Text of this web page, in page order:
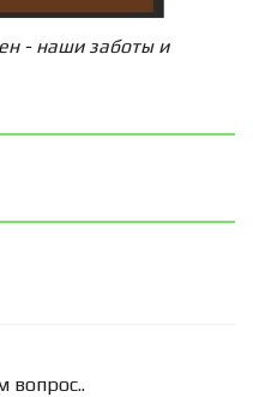
- наши заботы и
вопрос..